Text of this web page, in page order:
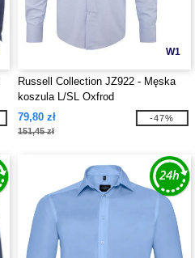
W1
Russell Collection JZ922 - Męska
koszula L/SL Oxfrod
79,80 zł
151,45 zł
-47%